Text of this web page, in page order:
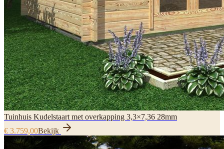
Tuinhuis Kudelstaart met overkapping 3,3×7,36 28mm
€ 3.759,00Bekijk